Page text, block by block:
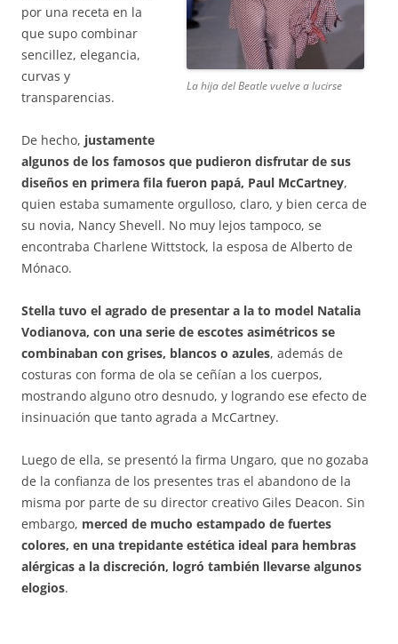
La hija del Beatle vuelve a lucirse
por una receta en la
que supo combinar
sencillez, elegancia,
curvas y
transparencias.
De hecho, justamente
algunos de los famosos que pudieron disfrutar de sus
diseños en primera fila fueron papá, Paul McCartney,
quien estaba sumamente orgulloso, claro, y bien cerca de
su novia, Nancy Shevell. No muy lejos tampoco, se
encontraba Charlene Wittstock, la esposa de Alberto de
Mónaco.
Stella tuvo el agrado de presentar a la to model Natalia
Vodianova, con una serie de escotes asimétricos se
combinaban con grises, blancos o azules, además de
costuras con forma de ola se ceñían a los cuerpos,
mostrando alguno otro desnudo, y logrando ese efecto de
insinuación que tanto agrada a McCartney.
Luego de ella, se presentó la firma Ungaro, que no gozaba
de la confianza de los presentes tras el abandono de la
misma por parte de su director creativo Giles Deacon. Sin
embargo, merced de mucho estampado de fuertes
colores, en una trepidante estética ideal para hembras
alérgicas a la discreción, logró también llevarse algunos
elogios.